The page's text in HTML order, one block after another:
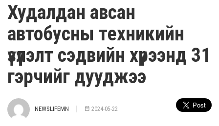
Худалдан авсан
автобусны техникийн
үзүүлэлт сэдвийн хүрээнд 31
гэрчийг дууджээ
NEWSLIFEMN 2024-05-22